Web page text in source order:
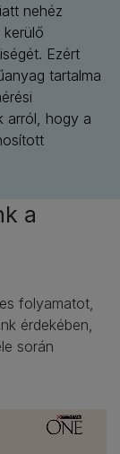
nehéz
Ezért
tartalma
arról, hogy a
a
folyamatot,
érdekében,
során